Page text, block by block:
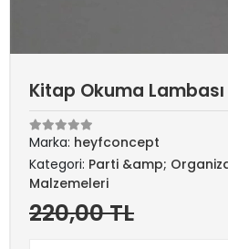
Kitap Okuma Lambası
Marka: heyfconcept
Kategori: Parti &amp;
Malzemeleri
220,00 TL